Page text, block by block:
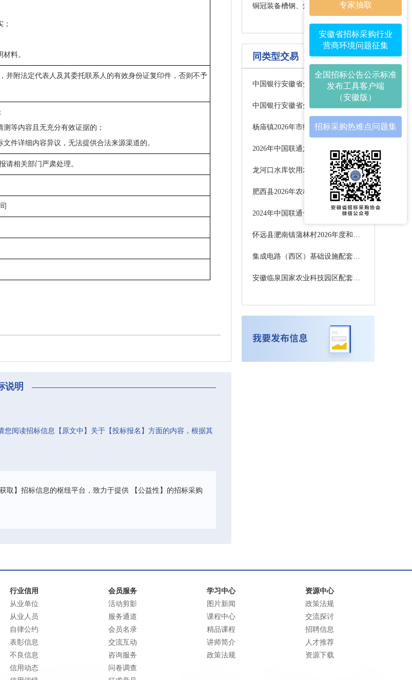
专家抽取
安徽省招标采购行业
营商环境问题征集
全国招标公告公示标准
发布工具客户端
（安徽版）
招标采购热难点问题集
料。
并附法定代表人及其委托联系人的有效身份证复印件，否则不予
测等内容且无充分有效证据的；
文件详细内容异议，无法提供合法来源渠道的。
请相关部门严肃处理。
说明
阅读招标信息【原文中】关于【投标报名】方面的内容，根据其
取】招标信息的枢纽平台，致力于提供 【公益性】的招标采购
铜冠装备槽钢、角钢公开竞价公告
同类型交易
中国银行安徽省分行便捷智能支付及交互系统采购项目暂停公告
杨庙镇2026年市级美丽宜居村庄建设项目招标公告
2026年中国联通六安市分公司政务系统软件平台驻点运维项目（第二次）询比采购公告
龙河口水库饮用水水源保护区规范化建设项目招标公告
肥西县2026年农村供水保障工程施工中标候选人公示
2024年中国联通长途传输网南京-合肥光缆线路新建工程（高铁红线内）监理服务采购项目招标公告
怀远县淝南镇蒲林村2026年度和美乡村精品示范村建设项目招标公告BB2026HYGCZ044
集成电路（西区）基础设施配套生活区项目设计施工一体化招标公告
安徽临泉国家农业科技园区配套工程建设项目(皖临白山羊智慧种羊场示范项目二期)中标候选人公示
行业信用
从业单位
从业人员
自律公约
表彰信息
不良信息
信用动态
会员服务
活动剪影
服务通道
会员名录
交流互动
咨询服务
问卷调查
学习中心
图片新闻
课程中心
精品课程
讲师简介
政策法规
资源中心
政策法规
交流探讨
招聘信息
人才推荐
资源下载